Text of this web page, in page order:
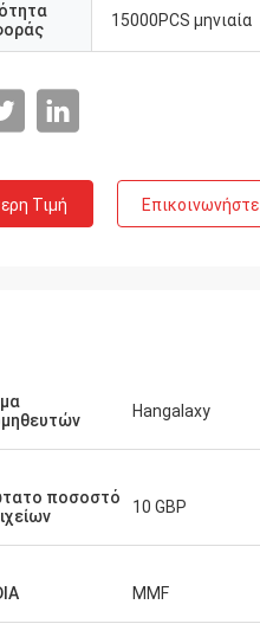
το ενεργό οπτικό
15000PCS μηνιαία
Τιμή Επικοινωνήστε
Hangalaxy
ποσοστό
10 GBP
MMF